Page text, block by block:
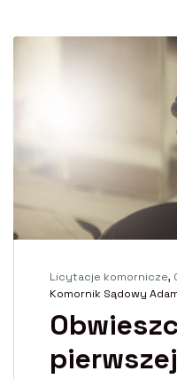
Licytacje komornicze,
Komornik Sądowy